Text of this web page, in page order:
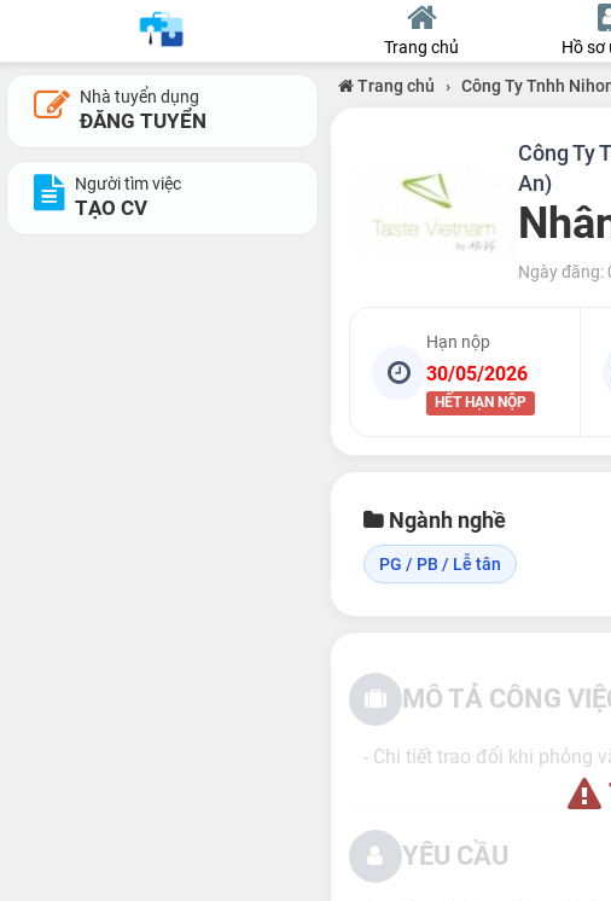
Trang chủ Hồ sơ
Nhà tuyển dụng
ĐĂNG TUYỂN
Người tìm việc
TẠO CV
Trang chủ › Công Ty Tnhh
Công Ty
An)
Ngày
Hạn nộp
30/05/2026
HẾT HẠN NỘP
Ngành nghề
PG / PB / Lễ tân
MÔ TẢ CÔNG
- Chi tiết trao đổi khi phỏng
YÊU CẦU